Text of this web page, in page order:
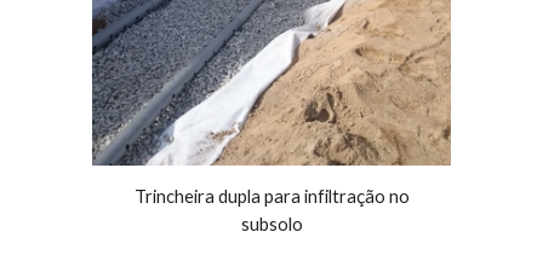
Trincheira dupla para infiltração no
subsolo